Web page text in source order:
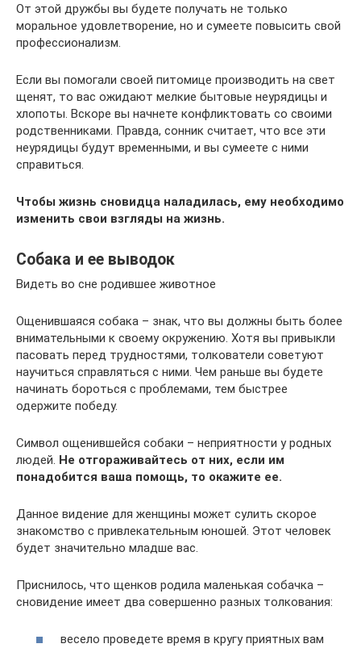
От этой дружбы вы будете получать не только
моральное удовлетворение, но и сумеете повысить свой
профессионализм.
Если вы помогали своей питомице производить на свет
щенят, то вас ожидают мелкие бытовые неурядицы и
хлопоты. Вскоре вы начнете конфликтовать со своими
родственниками. Правда, сонник считает, что все эти
неурядицы будут временными, и вы сумеете с ними
справиться.
Чтобы жизнь сновидца наладилась, ему необходимо
изменить свои взгляды на жизнь.
Собака и ее выводок
Видеть во сне родившее животное
Ощенившаяся собака – знак, что вы должны быть более
внимательными к своему окружению. Хотя вы привыкли
пасовать перед трудностями, толкователи советуют
научиться справляться с ними. Чем раньше вы будете
начинать бороться с проблемами, тем быстрее
одержите победу.
Символ ощенившейся собаки – неприятности у родных
людей. Не отгораживайтесь от них, если им
понадобится ваша помощь, то окажите ее.
Данное видение для женщины может сулить скорое
знакомство с привлекательным юношей. Этот человек
будет значительно младше вас.
Приснилось, что щенков родила маленькая собачка –
сновидение имеет два совершенно разных толкования:
весело проведете время в кругу приятных вам